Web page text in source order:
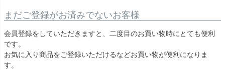
まだご登録がお済みでないお客様
会員登録をしていただきますと、二度目のお買い物時にとても便利
です。
お気に入り商品をご登録いただけるなどお買い物が便利になりま
す。